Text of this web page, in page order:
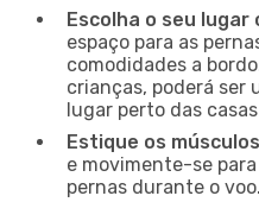
Escolha o seu lugar
espaço para as
comodidades a
crianças, poderá ser
lugar perto das
Estique os
e movimente-se
pernas durante o voo.